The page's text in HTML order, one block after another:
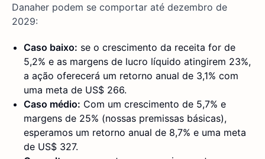
Danaher podem se comportar até dezembro de
2029:
Caso baixo: se o crescimento da receita for de
5,2% e as margens de lucro líquido atingirem 23%,
a ação oferecerá um retorno anual de 3,1% com
uma meta de US$ 266.
Caso médio: Com um crescimento de 5,7% e
margens de 25% (nossas premissas básicas),
esperamos um retorno anual de 8,7% e uma meta
de US$ 327.